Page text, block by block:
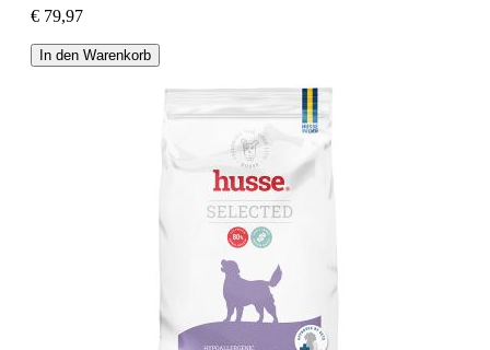
€ 79,97
In den Warenkorb